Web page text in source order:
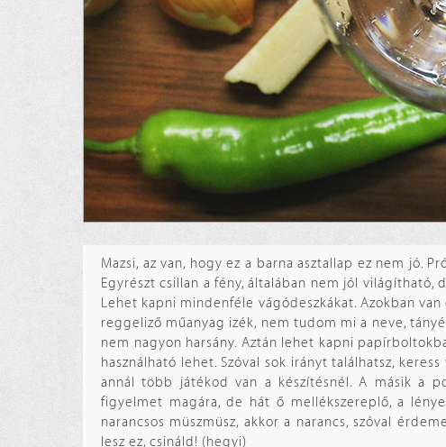
Mazsi, az van, hogy ez a barna asztallap ez nem jó.
Egyrészt csillan a fény, általában nem jól világítható,
Lehet kapni mindenféle vágódeszkákat. Azokban
reggeliző műanyag izék, nem tudom mi a neve,
nem nagyon harsány. Aztán lehet kapni
használható lehet. Szóval sok irányt találhatsz,
annál több játékod van a készítésnél. A másik a
figyelmet magára, de hát ő mellékszereplő, a
narancsos müszmüsz, akkor a narancs, szóval
lesz ez, csináld! (hegyi)